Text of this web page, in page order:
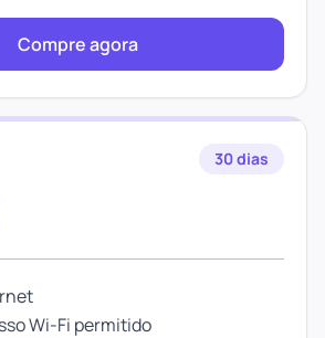
Compre agora
30 dias
Wi-Fi permitido